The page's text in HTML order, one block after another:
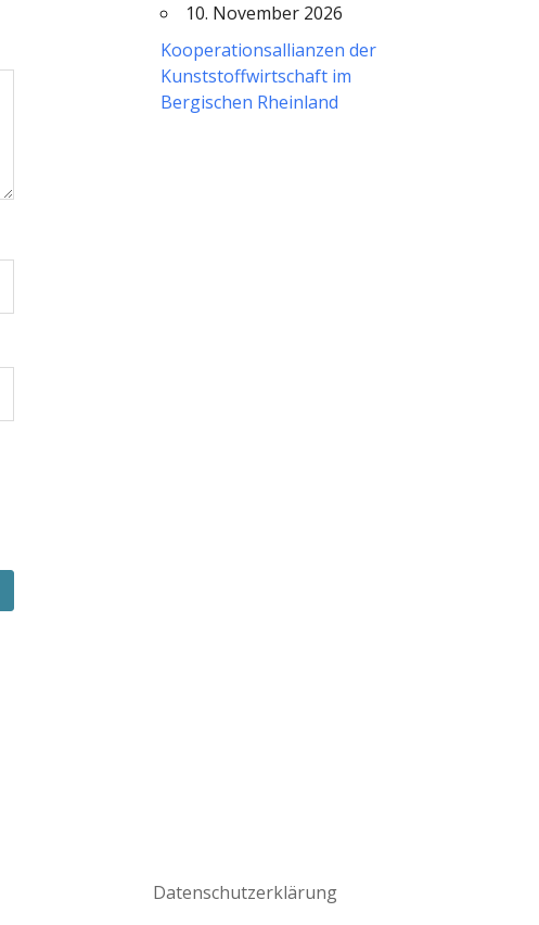
10. November 2026
Kooperationsallianzen der
Kunststoffwirtschaft im
Bergischen Rheinland
Datenschutzerklärung